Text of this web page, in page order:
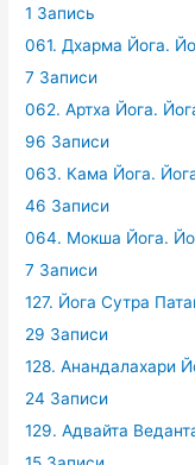
1 Запись
061. Дхарма Йога.
7 Записи
062. Артха Йога.
96 Записи
063. Кама Йога.
46 Записи
064. Мокша Йога.
7 Записи
127. Йога Сутра
29 Записи
128. Анандалахари
24 Записи
129. Адвайта